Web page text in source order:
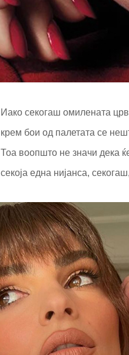
Иако секогаш омилената
крем бои од палетата се
Тоа воопшто не значи дека
секоја една нијанса,